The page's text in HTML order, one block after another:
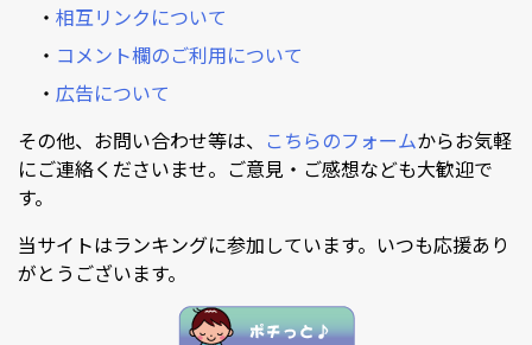
・ 相互リンクについて
・ コメント欄のご利用について
・ 広告について
その他、お問い合わせ等は、 こちらのフォームからお気軽
にご連絡くださいませ。ご意見・ご感想なども大歓迎で
す。
当サイトはランキングに参加しています。いつも応援あり
がとうございます。